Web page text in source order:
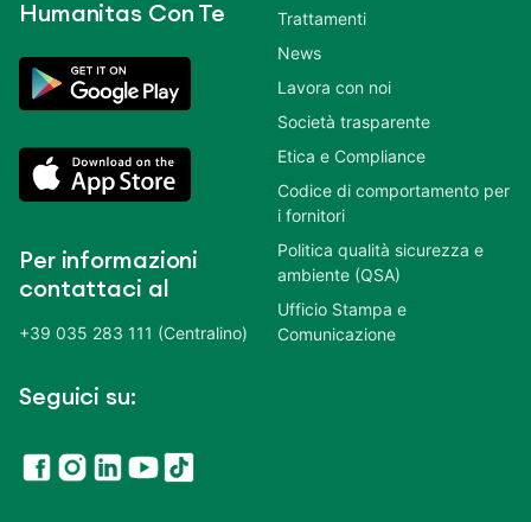
Humanitas Con Te
Per informazioni
contattaci al
+39 035 283 111 (Centralino)
Seguici su:
Trattamenti
News
Lavora con noi
Società trasparente
Etica e Compliance
Codice di comportamento per
i fornitori
Politica qualità sicurezza e
ambiente (QSA)
Ufficio Stampa e
Comunicazione